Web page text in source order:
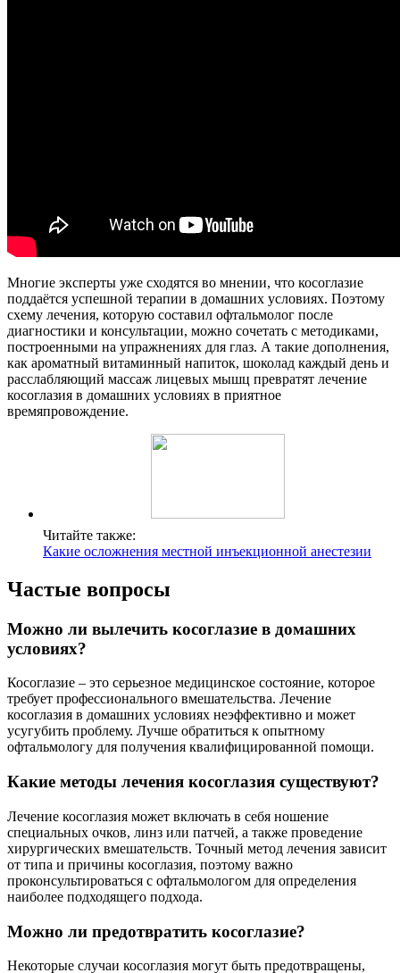
Многие эксперты уже сходятся во мнении, что косоглазие
поддаётся успешной терапии в домашних условиях. Поэтому
схему лечения, которую составил офтальмолог после
диагностики и консультации, можно сочетать с методиками,
построенными на упражнениях для глаз. А такие дополнения,
как ароматный витаминный напиток, шоколад каждый день и
расслабляющий массаж лицевых мышц превратят лечение
косоглазия в домашних условиях в приятное
времяпровождение.
Читайте также:
Какие осложнения местной инъекционной анестезии
Частые вопросы
Можно ли вылечить косоглазие в домашних
условиях?
Косоглазие – это серьезное медицинское состояние, которое
требует профессионального вмешательства. Лечение
косоглазия в домашних условиях неэффективно и может
усугубить проблему. Лучше обратиться к опытному
офтальмологу для получения квалифицированной помощи.
Какие методы лечения косоглазия существуют?
Лечение косоглазия может включать в себя ношение
специальных очков, линз или патчей, а также проведение
хирургических вмешательств. Точный метод лечения зависит
от типа и причины косоглазия, поэтому важно
проконсультироваться с офтальмологом для определения
наиболее подходящего подхода.
Можно ли предотвратить косоглазие?
Некоторые случаи косоглазия могут быть предотвращены,